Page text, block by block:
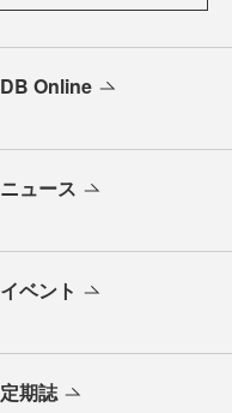
DB Online
ニュース
イベント
定期誌